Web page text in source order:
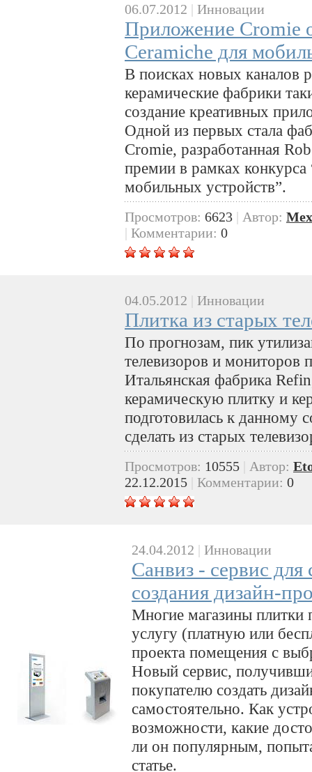
06.07.2012 | Инновации
Приложение Cromie
Ceramiche для
В поисках новых каналов
керамические фабрики
создание креативных
Одной из первых стала
Cromie, разработанная
премии в рамках
мобильных устройств”.
Просмотров: 6623 | Автор:
| Комментарии: 0
04.05.2012 Инновации
Плитка из старых
По прогнозам, пик
телевизоров и мониторов
Итальянская фабрика
керамическую плитку и
подготовилась к данному
сделать из старых
Просмотров: 10555 Автор:
22.12.2015
Комментарии: 0
24.04.2012 | Инновации
Санвиз - сервис для
создания дизайн-
Многие магазины плитки
услугу (платную или
проекта помещения с
Новый сервис,
покупателю создать
самостоятельно. Как
возможности, какие
ли он популярным,
статье.